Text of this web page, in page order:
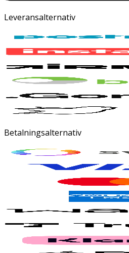
Leveransalternativ
Betalningsalternativ